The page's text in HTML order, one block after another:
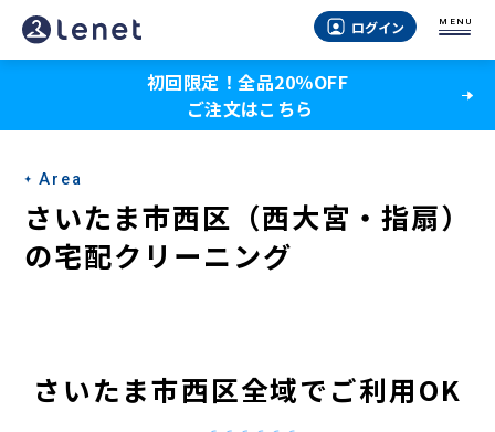
さ
い
ま
市
西
区
宮・
ログイン MENU
初回限定！全品20％OFF
ご注文はこちら
Area
さいたま市西区（西大宮・指扇）
の宅配クリーニング
さいたま市西区全域でご利用OK